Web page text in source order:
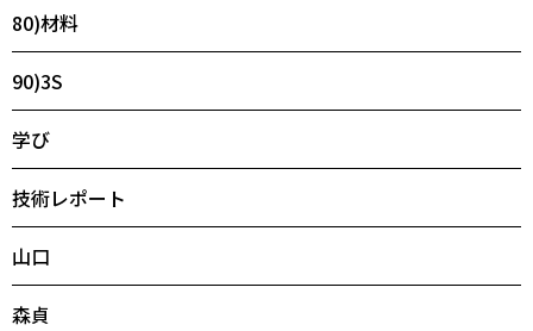
80)材料
90)3S
学び
技術レポート
山口
森貞